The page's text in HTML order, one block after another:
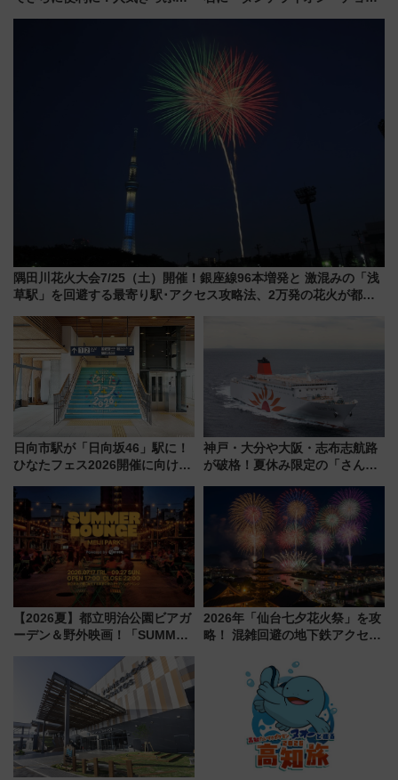
巡るなら使い勝手・コスパ抜群
くりとは？
隅田川花火大会7/25（土）開催！銀座線96本増発と 激混みの「浅
草駅」を回避する最寄り駅･アクセス攻略法、2万発の花火が都心
日向市駅が「日向坂46」駅に！
ひなたフェス2026開催に向けJR
全力応援 夜行列車「ドリーム
おひさま号」も走る
神戸・大分や大阪・志布志航路
が破格！夏休み限定の「さんふ
ート 夕朝食ビュッフェ付きで
快適な船旅はいかが？
【2026夏】都立明治公園ビアガ
ーデン＆野外映画！「SUMMER
ケジュール 夜風とビール、映画
を満喫！
2026年「仙台七夕花火祭」を攻
略！ 混雑回避の地下鉄アクセス
火前に楽しむ仙台観光ルートま
で解説！